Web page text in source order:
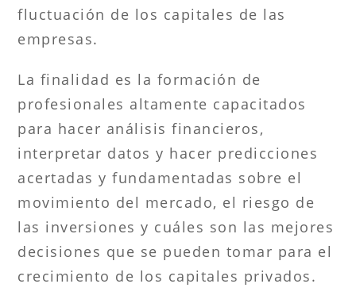
fluctuación de los capitales de las
empresas.
La finalidad es la formación de
profesionales altamente capacitados
para hacer análisis financieros,
interpretar datos y hacer predicciones
acertadas y fundamentadas sobre el
movimiento del mercado, el riesgo de
las inversiones y cuáles son las mejores
decisiones que se pueden tomar para el
crecimiento de los capitales privados.